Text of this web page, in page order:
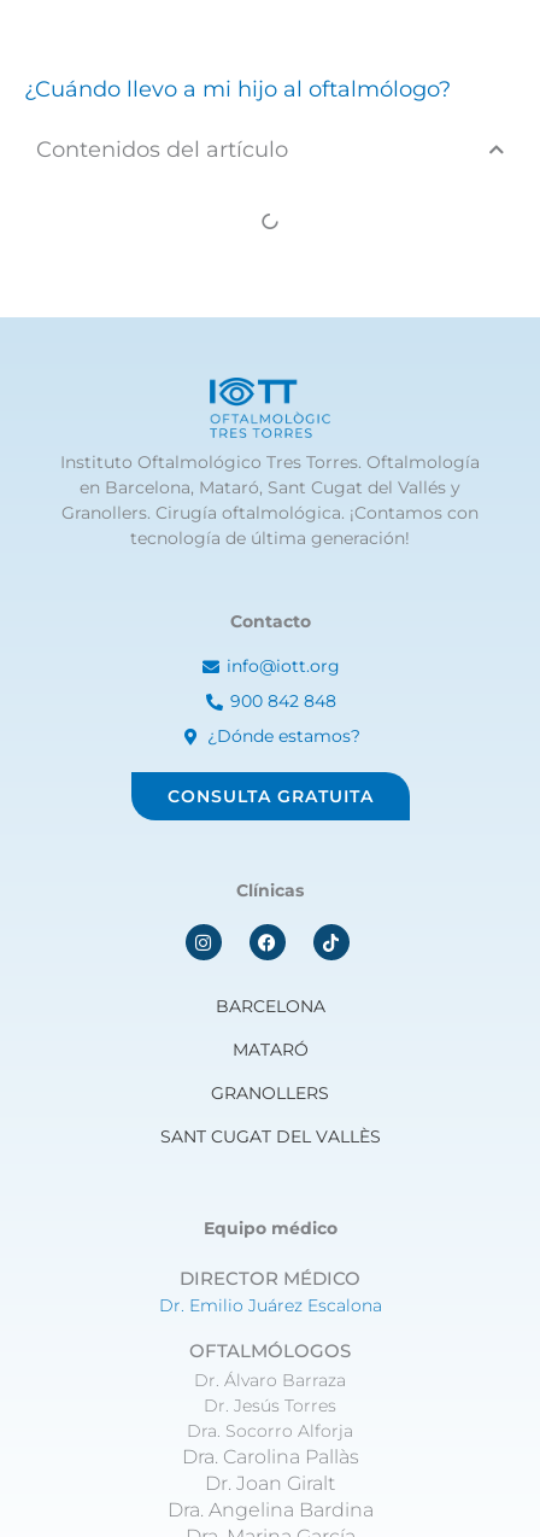
¿Cuándo llevo a mi hijo al oftalmólogo?
Contenidos del artículo
Instituto Oftalmológico Tres Torres. Oftalmología
en Barcelona, Mataró, Sant Cugat del Vallés y
Granollers. Cirugía oftalmológica. ¡Contamos con
tecnología de última generación!
Contacto
info@iott.org
900 842 848
¿Dónde estamos?
CONSULTA GRATUITA
Clínicas
I
n
F
a
b
o
k
BARCELONA
MATARÓ
GRANOLLERS
SANT CUGAT DEL VALLÈS
Equipo médico
DIRECTOR MÉDICO
Dr. Emilio Juárez Escalona
OFTALMÓLOGOS
Dr. Álvaro Barraza
Dr. Jesús Torres
Dra. Socorro Alforja
Dra. Carolina Pallàs
Dr. Joan Giralt
Dra. Angelina Bardina